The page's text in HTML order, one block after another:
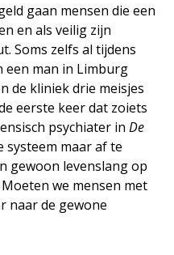
gaan mensen die een
en als veilig zijn
Soms zelfs al tijdens
een man in Limburg
de kliniek drie meisjes
eerste keer dat zoiets
psychiater in De
maar af te
gewoon levenslang op
we mensen met
naar de gewone